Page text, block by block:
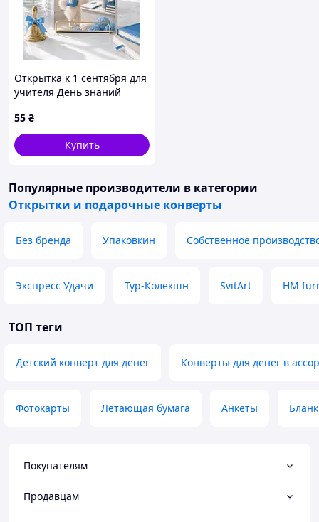
Открытка к 1 сентября для
учителя День знаний
см
55 ₴
Купить
Популярные производители в категории
Открытки и подарочные конверты
Без бренда Упаковкин Собственное
Экспресс Удачи Тур-Колекшн SvitArt HM
ТОП теги
Детский конверт для денег Конверты для денег в
Фотокарты Летающая бумага Анкеты
Покупателям
Продавцам